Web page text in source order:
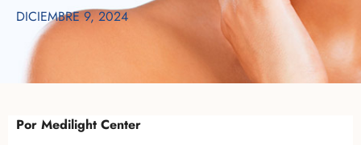
DICIEMBRE 9, 2024
Por Medilight Center